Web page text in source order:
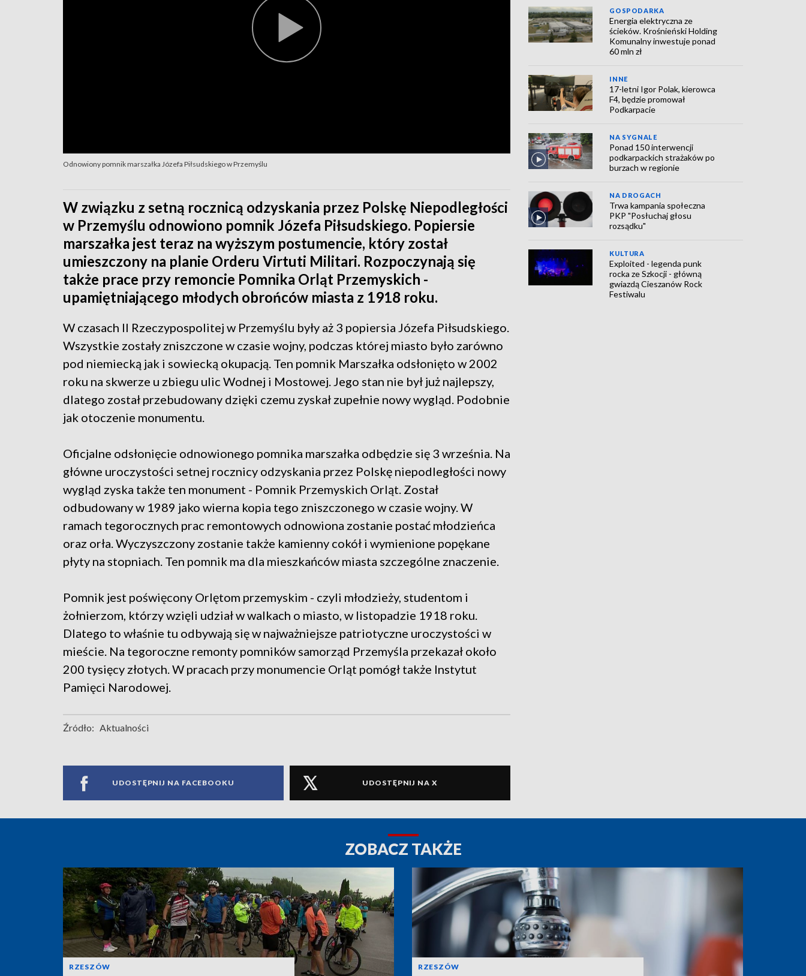
Odnowiony pomnik marszałka Józefa Piłsudskiego w Przemyślu
W związku z setną rocznicą odzyskania przez Polskę Niepodległości
w Przemyślu odnowiono pomnik Józefa Piłsudskiego. Popiersie
marszałka jest teraz na wyższym postumencie, który został
umieszczony na planie Orderu Virtuti Militari. Rozpoczynają się
także prace przy remoncie Pomnika Orląt Przemyskich -
upamiętniającego młodych obrońców miasta z 1918 roku.
W czasach II Rzeczypospolitej w Przemyślu były aż 3 popiersia Józefa Piłsudskiego.
Wszystkie zostały zniszczone w czasie wojny, podczas której miasto było zarówno
pod niemiecką jak i sowiecką okupacją. Ten pomnik Marszałka odsłonięto w 2002
roku na skwerze u zbiegu ulic Wodnej i Mostowej. Jego stan nie był już najlepszy,
dlatego został przebudowany dzięki czemu zyskał zupełnie nowy wygląd. Podobnie
jak otoczenie monumentu.
Oficjalne odsłonięcie odnowionego pomnika marszałka odbędzie się 3 września. Na
główne uroczystości setnej rocznicy odzyskania przez Polskę niepodległości nowy
wygląd zyska także ten monument - Pomnik Przemyskich Orląt. Został
odbudowany w 1989 jako wierna kopia tego zniszczonego w czasie wojny. W
ramach tegorocznych prac remontowych odnowiona zostanie postać młodzieńca
oraz orła. Wyczyszczony zostanie także kamienny cokół i wymienione popękane
płyty na stopniach. Ten pomnik ma dla mieszkańców miasta szczególne znaczenie.
Pomnik jest poświęcony Orlętom przemyskim - czyli młodzieży, studentom i
żołnierzom, którzy wzięli udział w walkach o miasto, w listopadzie 1918 roku.
Dlatego to właśnie tu odbywają się w najważniejsze patriotyczne uroczystości w
mieście. Na tegoroczne remonty pomników samorząd Przemyśla przekazał około
200 tysięcy złotych. W pracach przy monumencie Orląt pomógł także Instytut
Pamięci Narodowej.
Źródło: Aktualności
UDOSTĘPNIJ NA FACEBOOKU UDOSTĘPNIJ NA X
GOSPODARKA
Energia elektryczna ze
ścieków. Krośnieński Holding
Komunalny inwestuje ponad
60 mln zł
INNE
17-letni Igor Polak, kierowca
F4, będzie promował
Podkarpacie
NA SYGNALE
Ponad 150 interwencji
podkarpackich strażaków po
burzach w regionie
NA DROGACH
Trwa kampania społeczna
PKP "Posłuchaj głosu
rozsądku"
KULTURA
Exploited - legenda punk
rocka ze Szkocji - główną
gwiazdą Cieszanów Rock
Festiwalu
ZOBACZ TAKŻE
RZESZÓW RZESZÓW